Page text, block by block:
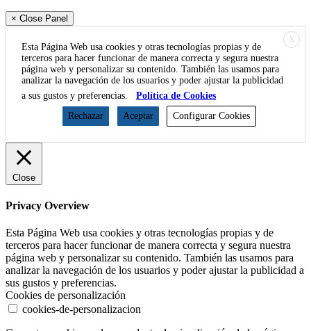
× Close Panel
X
Esta Página Web usa cookies y otras tecnologías propias y de
terceros para hacer funcionar de manera correcta y segura nuestra
página web y personalizar su contenido. También las usamos para
analizar la navegación de los usuarios y poder ajustar la publicidad
a sus gustos y preferencias.
Política de Cookies
Rechazar
Aceptar Configurar Cookies
Close
Privacy Overview
Esta Página Web usa cookies y otras tecnologías propias y de
terceros para hacer funcionar de manera correcta y segura nuestra
página web y personalizar su contenido. También las usamos para
analizar la navegación de los usuarios y poder ajustar la publicidad a
sus gustos y preferencias.
Cookies de personalización
cookies-de-personalizacion